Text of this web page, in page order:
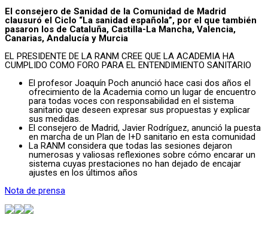
El consejero de Sanidad de la Comunidad de Madrid
clausuró el Ciclo “La sanidad española”, por el que también
pasaron los de Cataluña, Castilla-La Mancha, Valencia,
Canarias, Andalucía y Murcia
EL PRESIDENTE DE LA RANM CREE QUE LA ACADEMIA HA
CUMPLIDO COMO FORO PARA EL ENTENDIMIENTO SANITARIO
El profesor Joaquín Poch anunció hace casi dos años el
ofrecimiento de la Academia como un lugar de encuentro
para todas voces con responsabilidad en el sistema
sanitario que deseen expresar sus propuestas y explicar
sus medidas.
El consejero de Madrid, Javier Rodríguez, anunció la puesta
en marcha de un Plan de I+D sanitario en esta comunidad
La RANM considera que todas las sesiones dejaron
numerosas y valiosas reflexiones sobre cómo encarar un
sistema cuyas prestaciones no han dejado de encajar
ajustes en los últimos años
Nota de prensa